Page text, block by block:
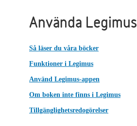
Använda Legimus
Så läser du våra böcker
Funktioner i Legimus
Använd Legimus-appen
Om boken inte finns i Legimus
Tillgänglighetsredogörelser